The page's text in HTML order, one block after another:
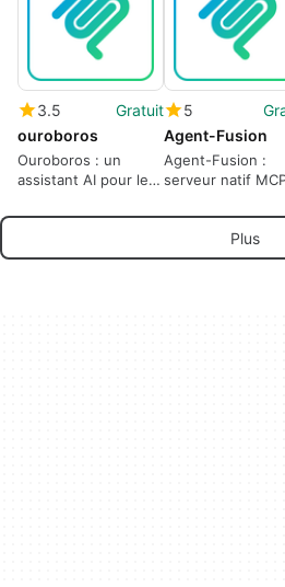
3.5
Gratuit
ouroboros
Ouroboros : un
assistant AI pour le
5
Agent-Fusion
Agent-Fusion :
serveur natif
de texte
contextuelle
Plus